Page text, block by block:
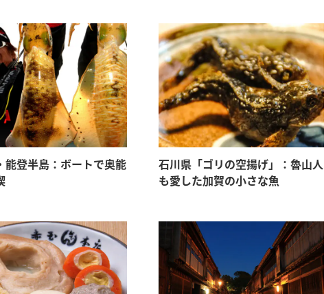
能登半島：ボートで奥能
石川県「ゴリの空揚げ」：魯山人
も愛した加賀の小さな魚